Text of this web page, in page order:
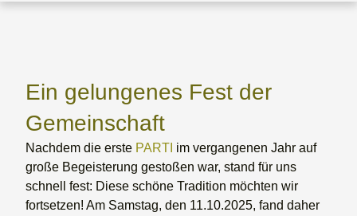
Ein gelungenes Fest der
Gemeinschaft
Nachdem die erste PARTI im vergangenen Jahr auf
große Begeisterung gestoßen war, stand für uns
schnell fest: Diese schöne Tradition möchten wir
fortsetzen! Am Samstag, den 11.10.2025, fand daher